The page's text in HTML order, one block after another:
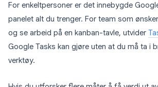
For enkeltpersoner er det innebygde
panelet alt du trenger. For team som
og se arbeid på en kanban-tavle, utvider
Google Tasks kan gjøre uten at du må ta i
verktøy.